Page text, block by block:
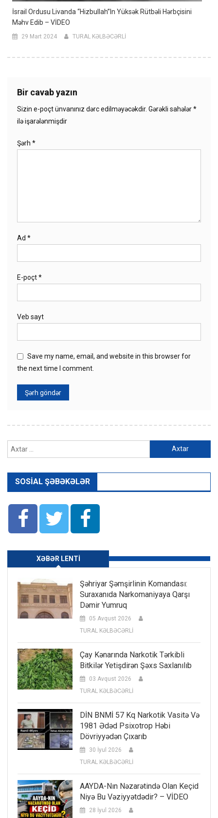
İsrail Ordusu Livanda “Hizbullah”ın Yüksək Rütbəli Hərbçisini
Məhv Edib – VİDEO
29 Mart 2024 TURAL KƏLBƏCƏRLİ
Bir cavab yazın
Sizin e-poçt ünvanınız dərc edilməyəcəkdir. Gərəkli sahələr*
ilə işarələnmişdir
Şərh *
Ad *
E-poçt*
Veb sayt
Save my name, email, and website in this browser for
the next time I comment.
SOSIAL ŞƏBƏKƏLƏR
XƏBƏR LENTI
Şəhriyar Şəmşirlinin Komandası:
Suraxanıda Narkomaniyaya Qarşı
Dəmir Yumruq
05 Avqust 2026
TURAL KƏLBƏCƏRLİ
Çay Kənarında Narkotik Tərkibli
Bitkilər Yetişdirən Şəxs Saxlanılıb
03 Avqust 2026
TURAL KƏLBƏCƏRLİ
DİN BNMİ 57 Kq Narkotik Vasitə Və
1981 Ədəd Psixotrop Həbi
Dövriyyədən Çıxarıb
30 İyul 2026
TURAL KƏLBƏCƏRLİ
AAYDA-Nın Nəzarətində Olan Keçid
Niyə Bu Vəziyyətdədir? – VİDEO
28 İyul 2026